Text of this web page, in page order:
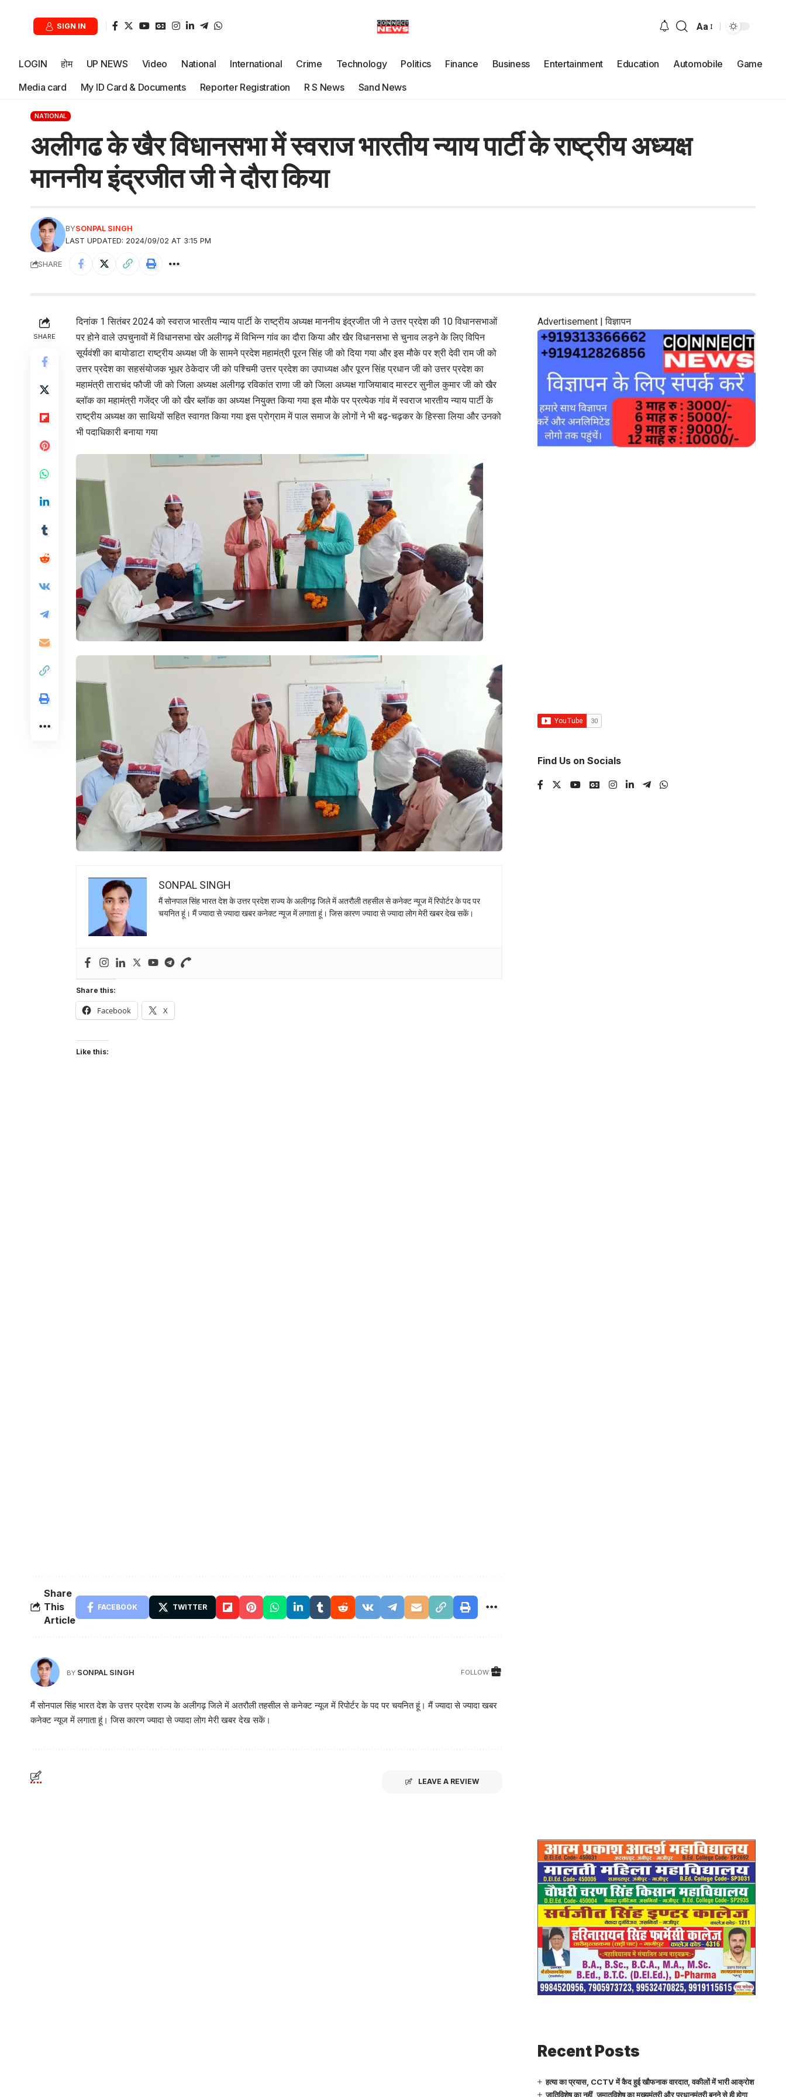
SIGN IN Aa
LOGIN होम UP NEWS Video National International Crime Technology Politics Finance Business Entertainment Education Automobile
Game
Media card
My ID Card & Documents Reporter Registration R S News Sand News
NATIONAL
अलीगढ के खैर विधानसभा में स्वराज भारतीय न्याय पार्टी के राष्ट्रीय अध्यक्ष
माननीय इंद्रजीत जी ने दौरा किया
LAST UPDATED: 2024/09/02 AT 3:15 PM
BYSONPAL SINGH
SHARE
SHARE
दिनांक 1 सितंबर 2024 को स्वराज भारतीय न्याय पार्टी के राष्ट्रीय अध्यक्ष माननीय इंद्रजीत जी ने उत्तर प्रदेश की 10 विधानसभाओं
पर होने वाले उपचुनावों में विधानसभा खेर अलीगढ़ में विभिन्न गांव का दौरा किया और खैर विधानसभा से चुनाव लड़ने के लिए विपिन
सूर्यवंशी का बायोडाटा राष्ट्रीय अध्यक्ष जी के सामने प्रदेश महामंत्री पूरन सिंह जी को दिया गया और इस मौके पर श्री देवी राम जी को
उत्तर प्रदेश का सहसंयोजक भूधर ठेकेदार जी को पश्चिमी उत्तर प्रदेश का उपाध्यक्ष और पूरन सिंह प्रधान जी को उत्तर प्रदेश का
महामंत्री ताराचंद फौजी जी को जिला अध्यक्ष अलीगढ़ रविकांत राणा जी को जिला अध्यक्ष गाजियाबाद मास्टर सुनील कुमार जी को खैर
ब्लॉक का महामंत्री गजेंद्र जी को खैर ब्लॉक का अध्यक्ष नियुक्त किया गया इस मौके पर प्रत्येक गांव में स्वराज भारतीय न्याय पार्टी के
राष्ट्रीय अध्यक्ष का साथियों सहित स्वागत किया गया इस प्रोग्राम में पाल समाज के लोगों ने भी बढ़-चढ़कर के हिस्सा लिया और उनको
भी पदाधिकारी बनाया गया
SONPAL SINGH
मैं सोनपाल सिंह भारत देश के उत्तर प्रदेश राज्य के अलीगढ़ जिले में अतरौली तहसील से कनेक्ट न्यूज में रिपोर्टर के पद पर
चयनित हूं। मैं ज्यादा से ज्यादा खबर कनेक्ट न्यूज में लगाता हूं। जिस कारण ज्यादा से ज्यादा लोग मेरी खबर देख सकें।
Share this:
Facebook X
Like this:
Share
This
Article
FACEBOOK TWITTER
BY SONPAL SINGH FOLLOW:
मैं सोनपाल सिंह भारत देश के उत्तर प्रदेश राज्य के अलीगढ़ जिले में अतरौली तहसील से कनेक्ट न्यूज में रिपोर्टर के पद पर चयनित हूं। मैं ज्यादा से ज्यादा खबर
कनेक्ट न्यूज में लगाता हूं। जिस कारण ज्यादा से ज्यादा लोग मेरी खबर देख सकें।
LEAVE A REVIEW
Advertisement | विज्ञापन
Find Us on Socials
Recent Posts
हत्या का प्रयास, CCTV में कैद हुई खौफनाक वारदात, वकीलों में भारी आक्रोश
जातिविशेष का नहीं, जमातविशेष का मुख्यमंत्री और प्रधानमंत्री बनने से ही होगा